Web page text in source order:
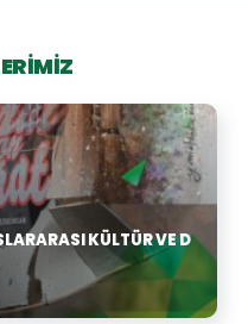
KÜLTÜR VE D